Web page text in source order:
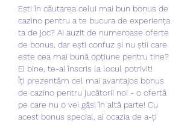
Ești în căutarea celui mai bun bonus de
cazino pentru a te bucura de experiența
ta de joc? Ai auzit de numeroase oferte
de bonus, dar ești confuz și nu știi care
este cea mai bună opțiune pentru tine?
Ei bine, te-ai înscris la locul potrivit!
Îți prezentăm cel mai avantajos bonus
de cazino pentru jucătorii noi - o ofertă
pe care nu o vei găsi în altă parte! Cu
acest bonus special, ai ocazia de a-ți